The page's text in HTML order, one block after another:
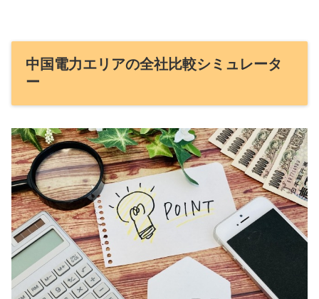
中国電力エリアの全社比較シミュレータ
ー